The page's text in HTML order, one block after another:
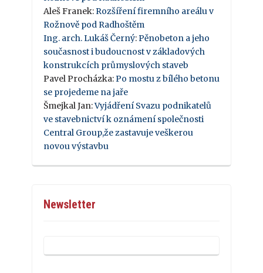
Aleš Franek:Rozšíření firemního areálu v
Rožnově pod Radhoštěm
Ing. arch. Lukáš Černý:Pěnobeton a jeho
současnost i budoucnost v základových
konstrukcích průmyslových staveb
Pavel Procházka:Po mostu z bílého betonu
se projedeme na jaře
Šmejkal Jan:Vyjádření Svazu podnikatelů
ve stavebnictví k oznámení společnosti
Central Group,že zastavuje veškerou
novou výstavbu
Newsletter